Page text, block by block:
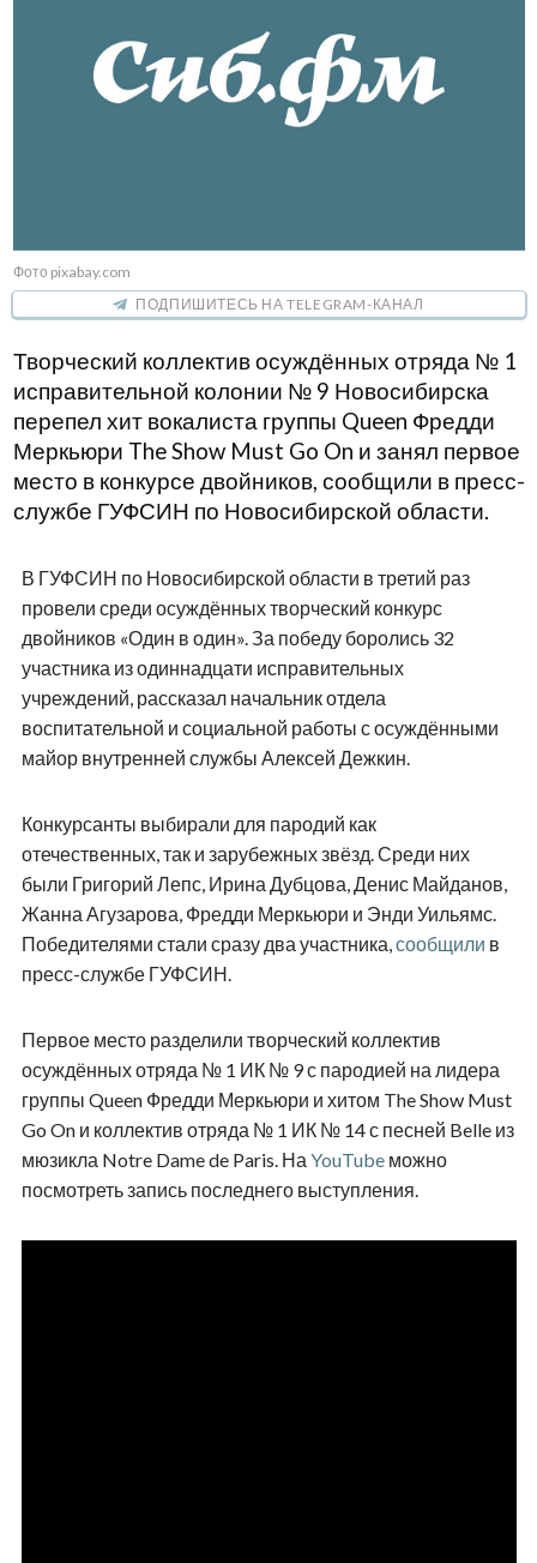
Фото pixabay.com
ПОДПИШИТЕСЬ НА TELEGRAM-КАНАЛ
Творческий коллектив осуждённых отряда № 1
исправительной колонии № 9 Новосибирска
перепел хит вокалиста группы Queen Фредди
Меркьюри The Show Must Go On и занял первое
место в конкурсе двойников, сообщили в пресс-
службе ГУФСИН по Новосибирской области.
В ГУФСИН по Новосибирской области в третий раз
провели среди осуждённых творческий конкурс
двойников «Один в один». За победу боролись 32
участника из одиннадцати исправительных
учреждений, рассказал начальник отдела
воспитательной и социальной работы с осуждёнными
майор внутренней службы Алексей Дежкин.
Конкурсанты выбирали для пародий как
отечественных, так и зарубежных звёзд. Среди них
были Григорий Лепс, Ирина Дубцова, Денис Майданов,
Жанна Агузарова, Фредди Меркьюри и Энди Уильямс.
Победителями стали сразу два участника,сообщили в
пресс-службе ГУФСИН.
Первое место разделили творческий коллектив
осуждённых отряда № 1 ИК № 9 с пародией на лидера
группы Queen Фредди Меркьюри и хитом The Show Must
Go On и коллектив отряда № 1 ИК № 14 с песней Belle из
мюзикла Notre Dame de Paris. На YouTubeможно
посмотреть запись последнего выступления.